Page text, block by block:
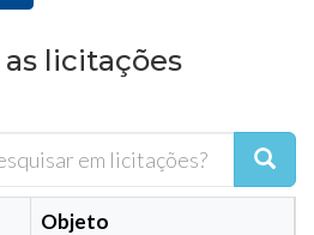
licitações
Objeto